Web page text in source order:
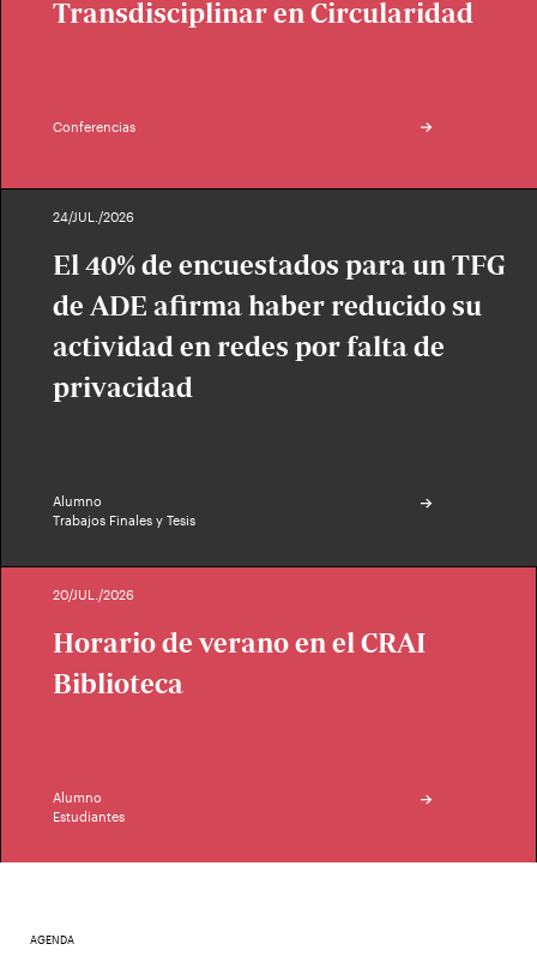
Transdisciplinar en Circularidad
Conferencias
24/JUL./2026
El 40% de encuestados para un TFG
de ADE afirma haber reducido su
actividad en redes por falta de
privacidad
Alumno
Trabajos Finales y Tesis
20/JUL./2026
Horario de verano en el CRAI
Biblioteca
Alumno
Estudiantes
AGENDA